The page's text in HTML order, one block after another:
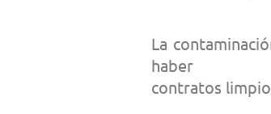
La
haber
contratos